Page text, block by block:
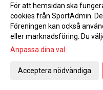
Årets Harnäsare 2020 - Grattis
Välkommen till Städdag på
Coronaviruset – detta gäller på
Simskola VT 2020 - omgång 2 -
Obs ! HSS Årsmöte 21/3 är inställt
För att minska spridningen av
För att hemsidan ska
cookies från SportAdmin.
Föreningen kan också
eller marknadsföring. Du
Anpassa dina val
Acceptera nödvändiga